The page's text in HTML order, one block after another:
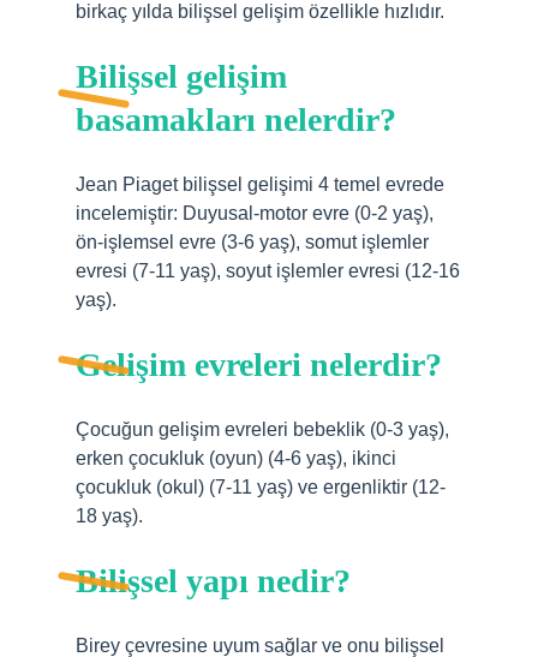
birkaç yılda bilişsel gelişim özellikle hızlıdır.
Bilişsel gelişim
basamakları nelerdir?
Jean Piaget bilişsel gelişimi 4 temel evrede
incelemiştir: Duyusal-motor evre (0-2 yaş),
ön-işlemsel evre (3-6 yaş), somut işlemler
evresi (7-11 yaş), soyut işlemler evresi (12-16
yaş).
Gelişim evreleri nelerdir?
Çocuğun gelişim evreleri bebeklik (0-3 yaş),
erken çocukluk (oyun) (4-6 yaş), ikinci
çocukluk (okul) (7-11 yaş) ve ergenliktir (12-
18 yaş).
Bilişsel yapı nedir?
Birey çevresine uyum sağlar ve onu bilişsel